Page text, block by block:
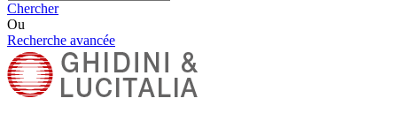
Chercher
Ou
Recherche avancée